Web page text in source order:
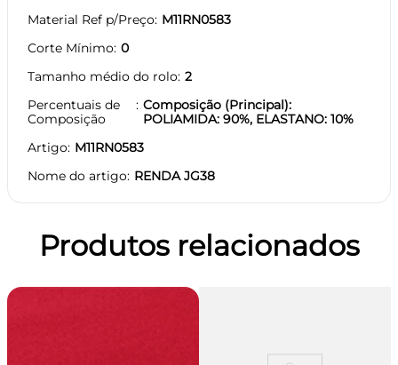
Material Ref p/Preço M11RN0583
Corte Mínimo 0
Tamanho médio do rolo 2
Percentuais de
Composição
Composição (Principal):
POLIAMIDA: 90%, ELASTANO: 10%
Artigo M11RN0583
Nome do artigo RENDA JG38
Produtos relacionados